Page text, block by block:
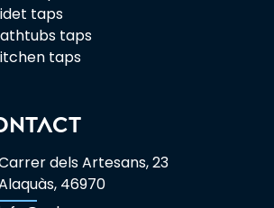
taps
taps
taps
dels Artesans, 23
46970